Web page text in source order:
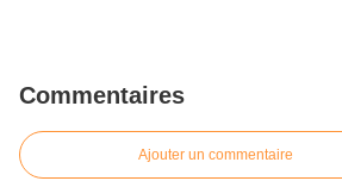
Commentaires
Ajouter un commentaire